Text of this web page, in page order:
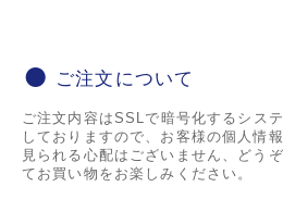
ご注文について
ご注文内容はSSLで暗号化するシス
しておりますので、お客様の個人情
見られる心配はございません、どう
てお買い物をお楽しみください。